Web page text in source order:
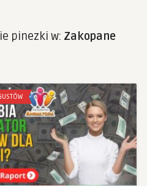
pinezki w: Zakopane